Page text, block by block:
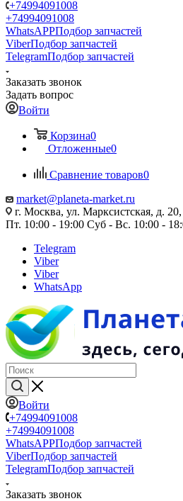
+74994091008
+74994091008
WhatsAPPПодбор запчастей
ViberПодбор запчастей
TelegramПодбор запчастей
Заказать звонок
Задать вопрос
Войти
Корзина0
Отложенные0
Сравнение товаров0
market@planeta-market.ru
г. Москва, ул. Марксистская, д.
Пт. 10:00 - 19:00 Суб - Вс. 10:00 -
Telegram
Viber
Viber
WhatsApp
Войти
+74994091008
+74994091008
WhatsAPPПодбор запчастей
ViberПодбор запчастей
TelegramПодбор запчастей
Заказать звонок